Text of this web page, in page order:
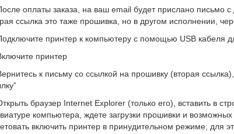
оплаты заказа, на ваш email будет прислано письмо
ссылка это таже прошивка, но в другом исполнении,
принтер к компьютеру с помощью USB кабеля
принтер
к письму со ссылкой на прошивку (вторая
браузер Internet Explorer (только его), вставить в
компьютера, ждете загрузки прошивки и
включить принтер в принудительном режиме, для